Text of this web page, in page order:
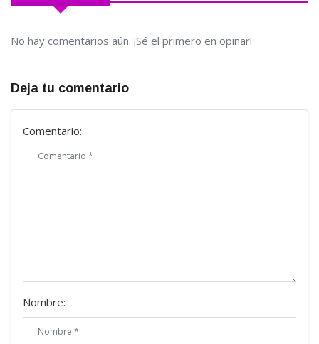
No hay comentarios aún. ¡Sé el primero en opinar!
Deja tu comentario
Comentario:
Nombre: